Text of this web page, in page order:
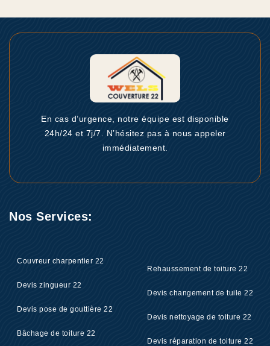
En cas d’urgence, notre équipe est disponible
24h/24 et 7j/7. N’hésitez pas à nous appeler
immédiatement.
Nos Services:
Couvreur charpentier 22
Devis zingueur 22
Devis pose de gouttière 22
Bâchage de toiture 22
Rehaussement de toiture 22
Devis changement de tuile 22
Devis nettoyage de toiture 22
Devis réparation de toiture 22